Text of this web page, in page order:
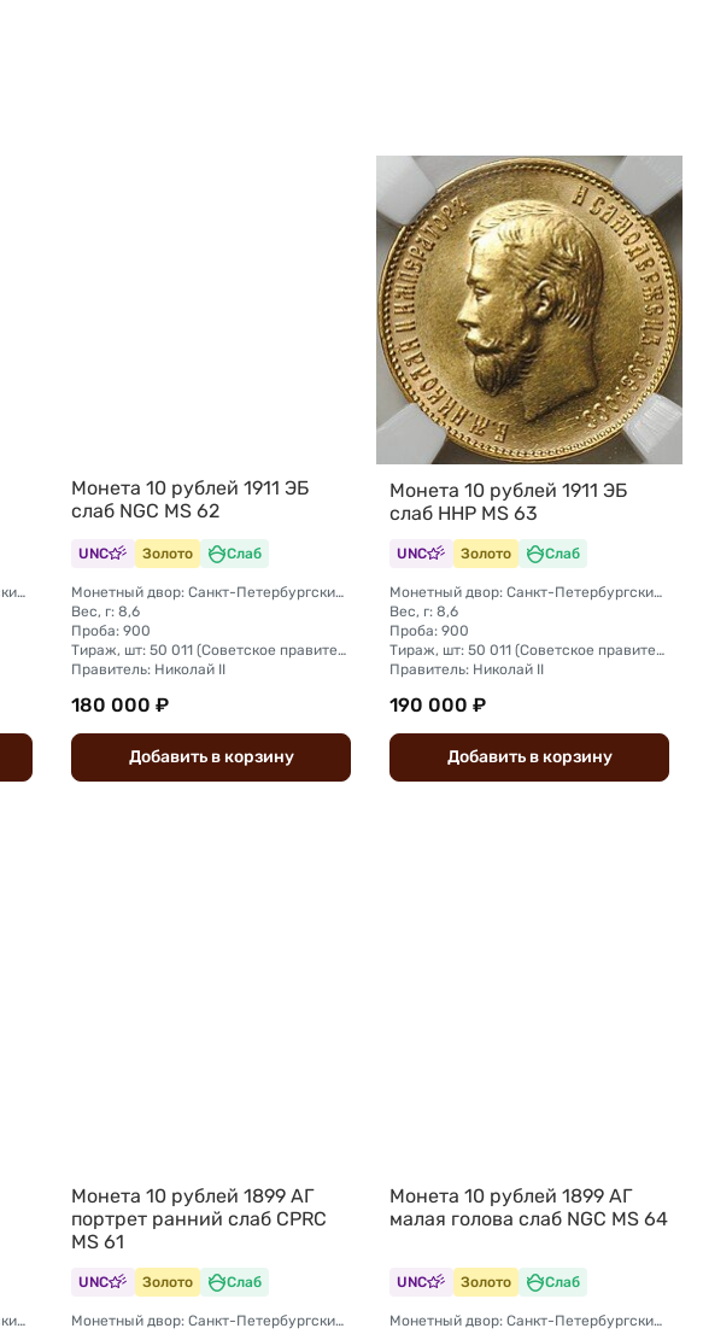
Монетный двор: Санкт-Петербургский монетный двор
Монета 10 рублей 1911 ЭБ
слаб NGC MS 62
UNC Золото Слаб
Монетный двор: Санкт-Петербургский монетный двор
Вес, г: 8,6
Проба: 900
Тираж, шт: 50 011 (Советское правительство с декабря 1925 г. по март 1926 г. отчеканило 2 011 000 10-ти рублевого достоинства царского образца, предположительно штемпелями 1911 г.)
Правитель: Николай II
180 000 ₽
Добавить вкорзину
Монета 10 рублей 1911 ЭБ
слаб ННР MS 63
UNC Золото Слаб
Монетный двор: Санкт-Петербургский монетный двор
Вес, г: 8,6
Проба: 900
Тираж, шт: 50 011 (Советское правительство с декабря 1925 г. по март 1926 г. отчеканило 2 011 000 10-ти рублевого достоинства царского образца, предположительно штемпелями 1911 г.)
Правитель: Николай II
190 000 ₽
Добавить вкорзину
Монетный двор: Санкт-Петербургский монетный двор
Монета 10 рублей 1899 АГ
портрет ранний слаб CPRC
MS 61
UNC Золото Слаб
Монетный двор: Санкт-Петербургский монетный двор
Монета 10 рублей 1899 АГ
малая голова слаб NGC MS 64
UNC Золото Слаб
Монетный двор: Санкт-Петербургский монетный двор